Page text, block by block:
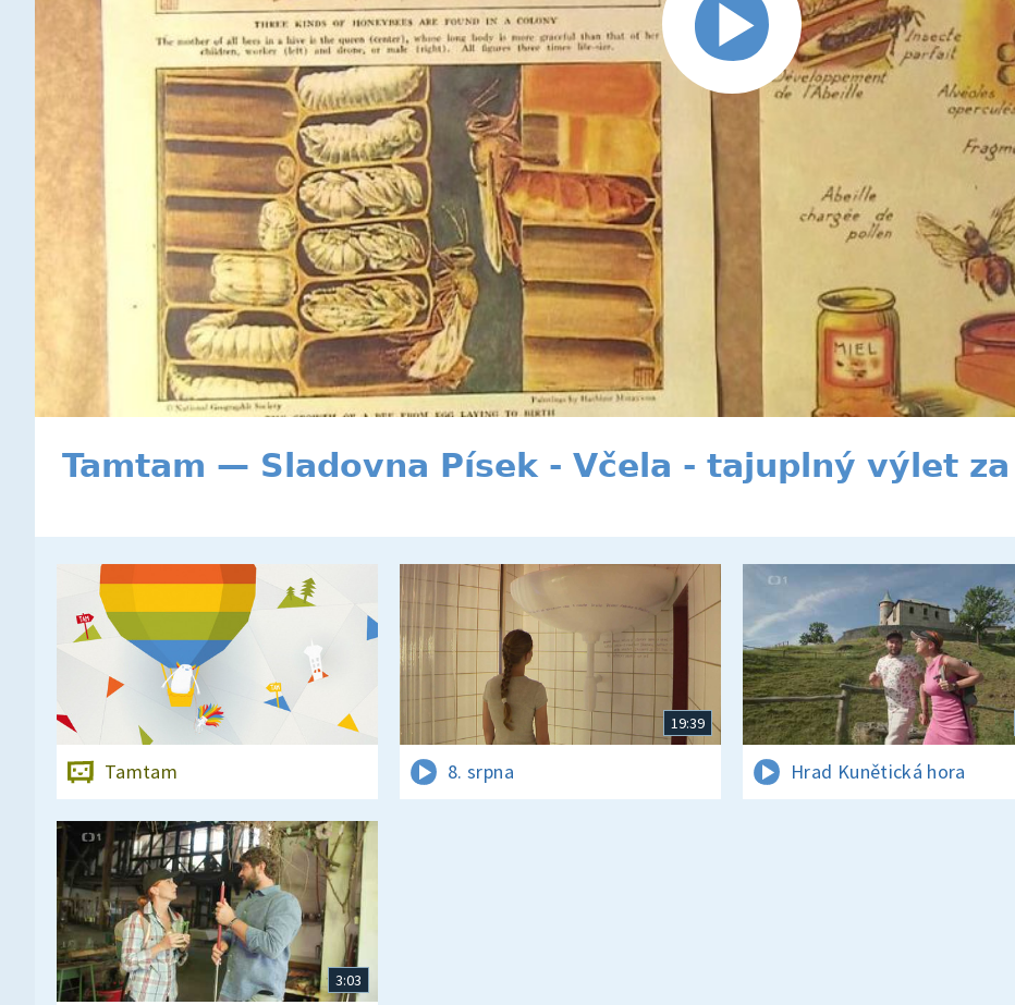
Tamtam — Sladovna Písek - Včela - tajuplný výlet
Tamtam
19:39
8. srpna Hrad Kunětická hora
3:03